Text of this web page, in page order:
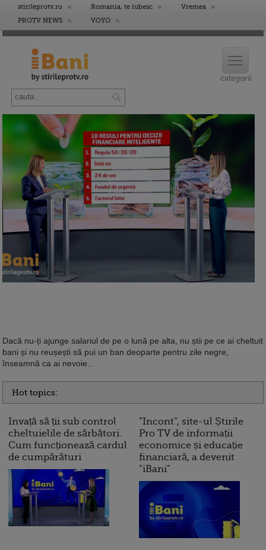
stirileprotv.ro Romania, te iubesc
Vremea
PROTV NEWS
VOYO
Dacă nu-ți ajunge salariul de pe o lună pe alta, nu știi pe ce ai cheltuit
bani și nu reușești să pui un ban deoparte pentru zile negre,
înseamnă ca ai nevoie...
Hot topics:
Invață să ții sub control
cheltuielile de sărbători.
Cum funcționează cardul
de cumpărături
”Incont”, site-ul Știrile
Pro TV de informații
economice și educație
financiară, a devenit
”iBani”